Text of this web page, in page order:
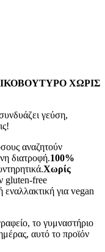
ΧΩΡΙΣ
γεύση,
αναζητούν
διατροφή.100%
Χωρίς
gluten-free
εναλλακτική για vegan
το γυμναστήριο
αυτό το προϊόν